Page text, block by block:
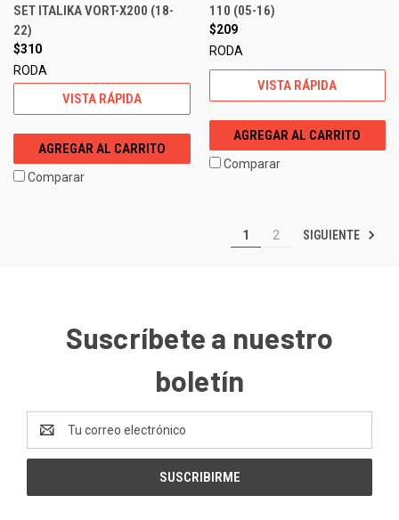
SET ITALIKA VORT-X200 (18-
22)
$310
RODA
VISTA RÁPIDA
AGREGAR AL CARRITO
Comparar
110 (05-16)
$209
RODA
VISTA RÁPIDA
AGREGAR AL CARRITO
Comparar
1 2 SIGUIENTE
Suscríbete a nuestro
boletín
de
correo